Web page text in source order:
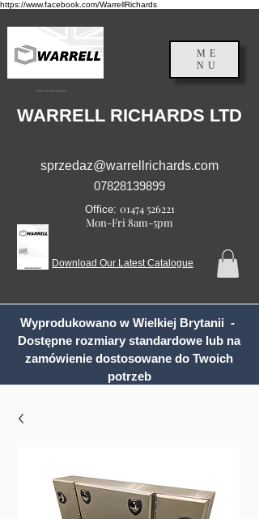
https://www.facebook.com/WarrellRichards
Anglia, Wielka Brytania
ME
NU
WARRELL RICHARDS LTD
sprzedaz@warrellrichards.com
07828139899
Office: 01474 526221
Mon-Fri 8am-5pm
Download Our Latest Catalogue
Wyprodukowano w Wielkiej Brytanii -
Dostępne rozmiary standardowe lub na
zamówienie dostosowane do Twoich
potrzeb